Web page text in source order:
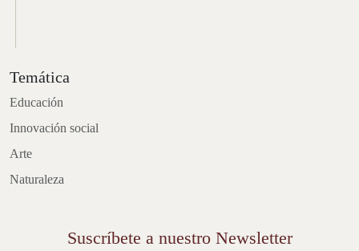
Temática
Educación
Innovación social
Arte
Naturaleza
Suscríbete a nuestro Newsletter